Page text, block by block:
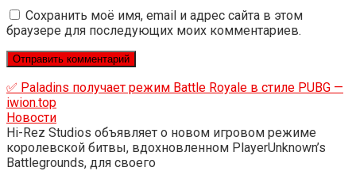
Сохранить моё имя, email и адрес сайта в этом
браузере для последующих моих комментариев.
✅ Paladins получает режим Battle Royale в стиле PUBG —
iwion.top
Новости
Hi-Rez Studios объявляет о новом игровом режиме
королевской битвы, вдохновленном PlayerUnknown’s
Battlegrounds, для своего